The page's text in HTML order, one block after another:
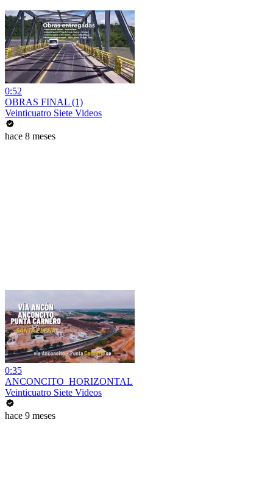
0:52
OBRAS FINAL (1)
Veinticuatro Siete Videos
hace 8 meses
0:35
ANCONCITO_HORIZONTAL
Veinticuatro Siete Videos
hace 9 meses